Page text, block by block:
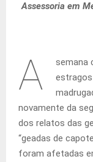
Assessoria em
A
semana
novamente da
dos relatos das
“geadas de
foram afetadas